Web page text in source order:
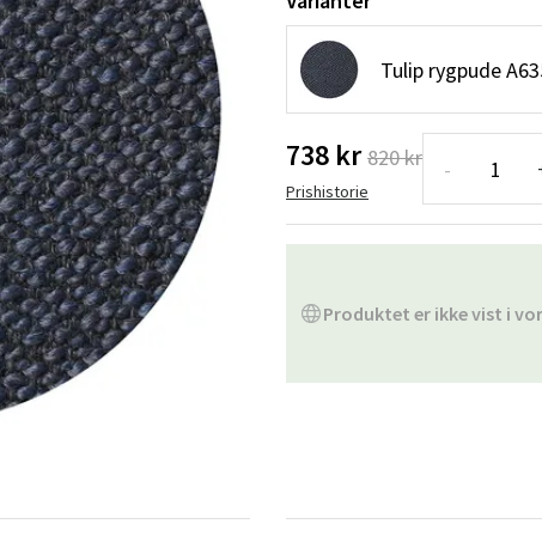
Produkter til vedligeholdelse
Småopbevaring Tulip rygpude
738 kr820 kr
Prishistorie
-
Produktet er ikke vist i